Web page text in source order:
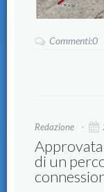
Commenti:0
Redazione
di un